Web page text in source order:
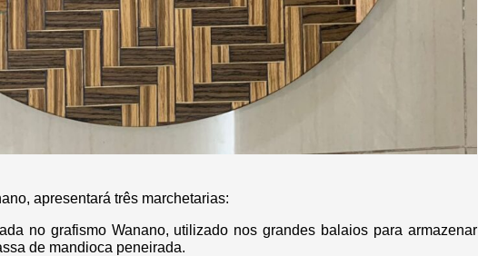
apresentará três marchetarias:
no grafismo Wanano, utilizado nos grandes balaios para armazenar
de mandioca peneirada.